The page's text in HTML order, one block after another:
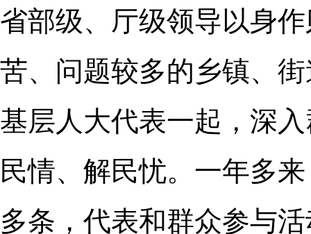
省部级、厅级领导以身
苦、问题较多的乡镇、
基层人大代表一起，深
民情、解民忧。一年多
多条，代表和群众参与